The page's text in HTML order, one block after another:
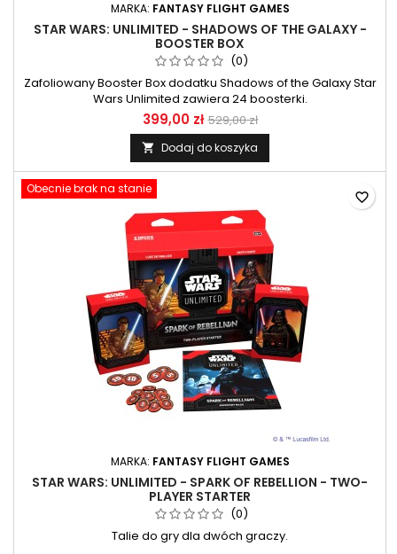
MARKA: FANTASY FLIGHT GAMES
STAR WARS: UNLIMITED - SHADOWS OF THE GALAXY -
BOOSTER BOX
(0)
Zafoliowany Booster Box dodatku Shadows of the Galaxy Star
Wars Unlimited zawiera 24 boosterki.
399,00 zł 529,00 zł
 Dodaj do koszyka
Obecnie brak na stanie
MARKA: FANTASY FLIGHT GAMES
STAR WARS: UNLIMITED - SPARK OF REBELLION - TWO-
PLAYER STARTER
(0)
Talie do gry dla dwóch graczy.
favorite_border